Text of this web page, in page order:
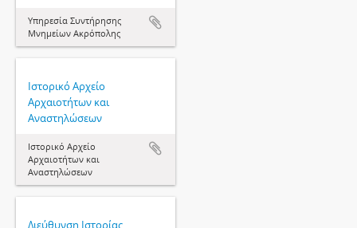
Υπηρεσία Συντήρησης
Μνημείων Ακρόπολης
Ιστορικό Αρχείο
Αρχαιοτήτων και
Αναστηλώσεων
Ιστορικό Αρχείο
Αρχαιοτήτων και
Αναστηλώσεων
Διεύθυνση Ιστορίας